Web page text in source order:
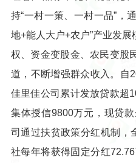
持“一村一策、一村一品”，
地+能人大户+农户”产业发
权、资金变股金、农民变股
道，不断增强群众收入。自
佳里佳公司累计发放贷款超
集体授信9800万元，现贷
司通过扶贫政策分红机制，
社每年将获得固定分红